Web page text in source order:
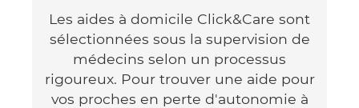
Les aides à domicile Click&Care sont
sélectionnées sous la supervision de
médecins selon un processus
rigoureux. Pour trouver une aide pour
vos proches en perte d'autonomie à